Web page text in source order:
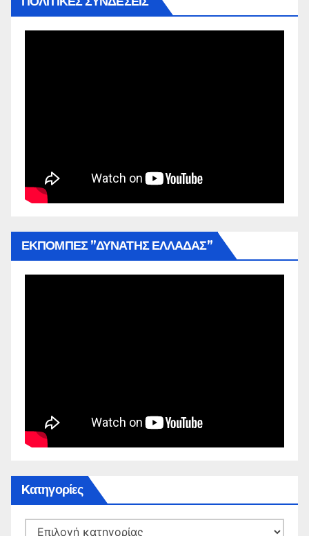
ΕΚΠΟΜΠΕΣ ”ΔΥΝΑΤΗΣ ΕΛΛΑΔΑΣ”
Kατηγορίες
Kατηγορίες